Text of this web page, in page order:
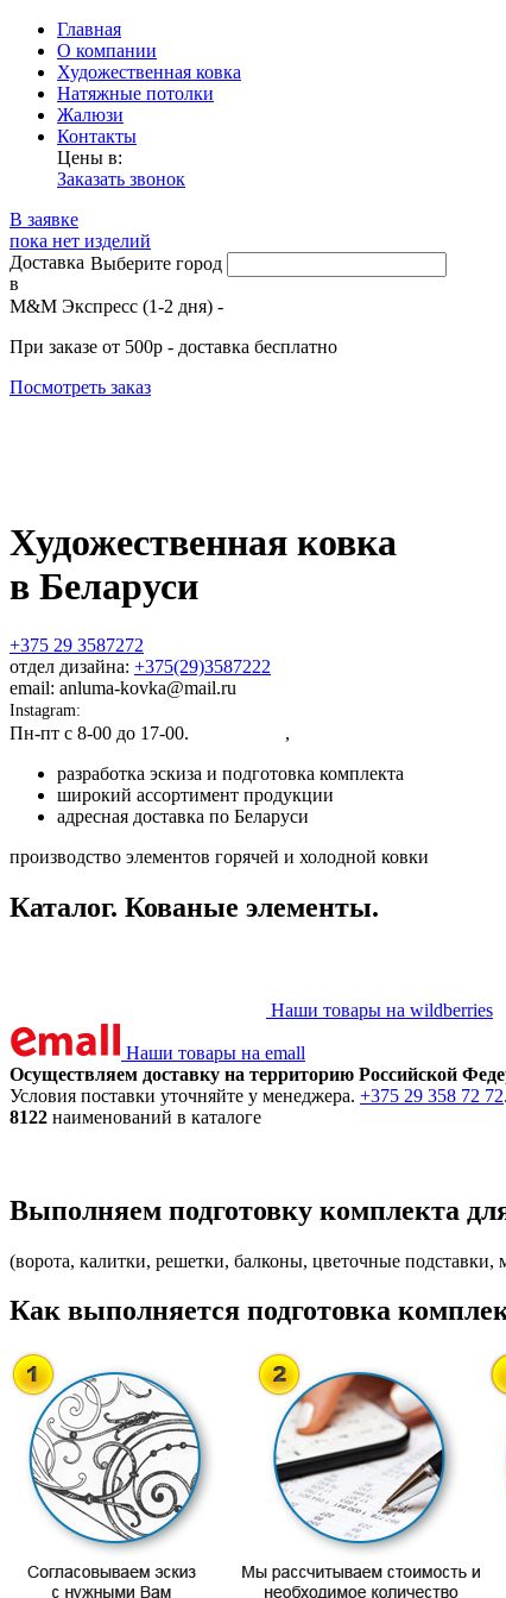
Главная
О компании
Художественная ковка
Натяжные потолки
Жалюзи
Контакты
Цены в:
Заказать звонок
В заявке
пока нет изделий
Доставка
в
Выберите город
М&М Экспресс (1-2 дня) -
При заказе от 500р - доставка бесплатно
Посмотреть заказ
Художественная ковка
в Беларуси
+375 29 3587272
отдел дизайна: +375(29)3587222
email: anluma-kovka@mail.ru
Instagram:
Пн-пт c 8-00 до 17-00. ,
разработка эскиза и подготовка комплекта
широкий ассортимент продукции
адресная доставка по Беларуси
производство элементов горячей и холодной ковки
Каталог. Кованые элементы.
Наши товары на wildberries
Наши товары на emall
Осуществляем доставку на территорию Российской
Условия поставки уточняйте у менеджера. +375 29 358 72 72
8122 наименований в каталоге
Выполняем подготовку комплекта
(ворота, калитки, решетки, балконы, цветочные подставки,
Как выполняется подготовка